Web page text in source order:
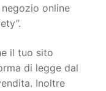
online
il tuo sito
di legge dal
Inoltre